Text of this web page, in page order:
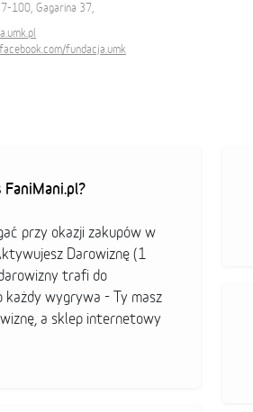
100, Gagarina 37,
fundacja.umk
przy okazji zakupów w
Darowiznę (1
trafi do
każdy wygrywa - Ty masz
a sklep internetowy